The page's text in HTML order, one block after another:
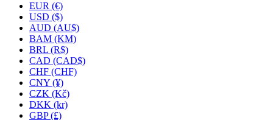
EUR (€)
USD ($)
AUD (AU$)
BAM (KM)
BRL (R$)
CAD (CAD$)
CHF (CHF)
CNY (¥)
CZK (Kč)
DKK (kr)
GBP (£)